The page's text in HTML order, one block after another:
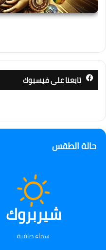
تابعنا على فيسبوك
حالة الطقس
شيربروك
سماء صافية